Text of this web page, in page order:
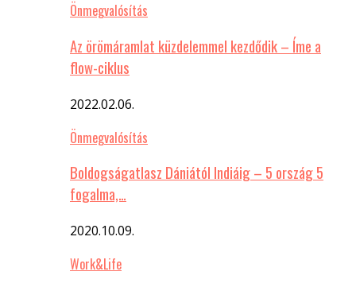
Önmegvalósítás
Az örömáramlat küzdelemmel kezdődik – Íme a
flow-ciklus
2022.02.06.
Önmegvalósítás
Boldogságatlasz Dániától Indiáig – 5 ország 5
fogalma,…
2020.10.09.
Work&Life